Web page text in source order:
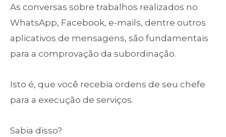
As conversas sobre trabalhos realizados no
WhatsApp, Facebook, e-mails, dentre outros
aplicativos de mensagens, são fundamentais
para a comprovação da subordinação.
Isto é, que você recebia ordens de seu chefe
para a execução de serviços.
Sabia disso?